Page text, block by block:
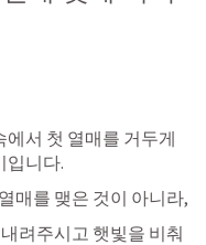
서 첫 열매를 거두게
입니다.
매를 맺은 것이 아니라,
려주시고 햇빛을 비춰